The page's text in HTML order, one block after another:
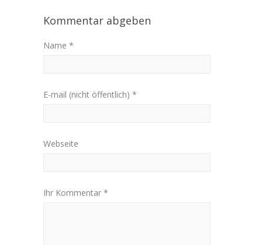
Kommentar abgeben
Name *
E-mail (nicht öffentlich) *
Webseite
Ihr Kommentar *